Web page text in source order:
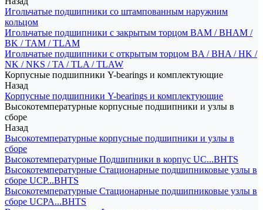
Игольчатые подшипники со штампованным наружним
кольцом
Игольчатые подшипники с закрытым торцом BAM / BHAM /
BK / TAM / TLAM
Игольчатые подшипники с открытым торцом BA / BHA / HK /
NK / NKS / TA / TLA / TLAW
Корпусные подшипники Y-bearings и комплектующие
Назад
Корпусные подшипники Y-bearings и комплектующие
Высокотемпературные корпусные подшипники и узлы в
сборе
Назад
Высокотемпературные корпусные подшипники и узлы в
сборе
Высокотемпературные Подшипники в корпус UC...BHTS
Высокотемпературные Стационарные подшипниковые узлы в
сборе UCP...BHTS
Высокотемпературные Стационарные подшипниковые узлы в
сборе UCPA...BHTS